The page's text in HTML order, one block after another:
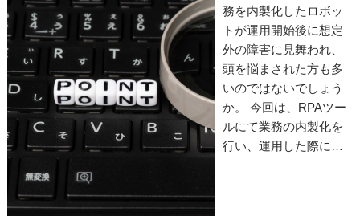
務を内製化したロボッ
トが運用開始後に想定
外の障害に見舞われ、
頭を悩まされた方も多
いのではないでしょう
か。 今回は、RPAツー
ルにて業務の内製化を
行い、運用した際に…